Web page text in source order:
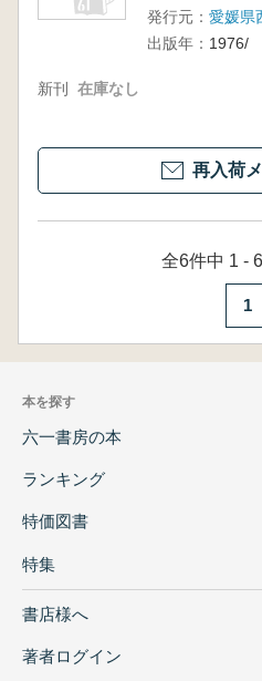
発行元： 愛媛県
出版年： 1976/
新刊 在庫なし
再入荷
全6件中 1 -
1
本を探す
六一書房の本
ランキング
特価図書
特集
書店様へ
著者ログイン